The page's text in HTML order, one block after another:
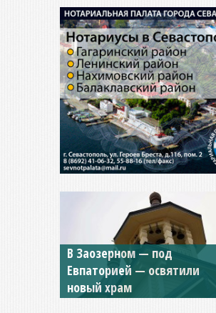
В Заозерном — под
Евпаторией — освятили
новый храм
Мужской монастырь Косьмы
и Дамиана в Крыму вновь
открыт для посещения